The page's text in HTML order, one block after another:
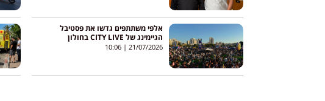
אלפי משתתפים גדשו את פסטיבל
הגיימינג של CITY LIVE בחולון
21/07/2026
10:06